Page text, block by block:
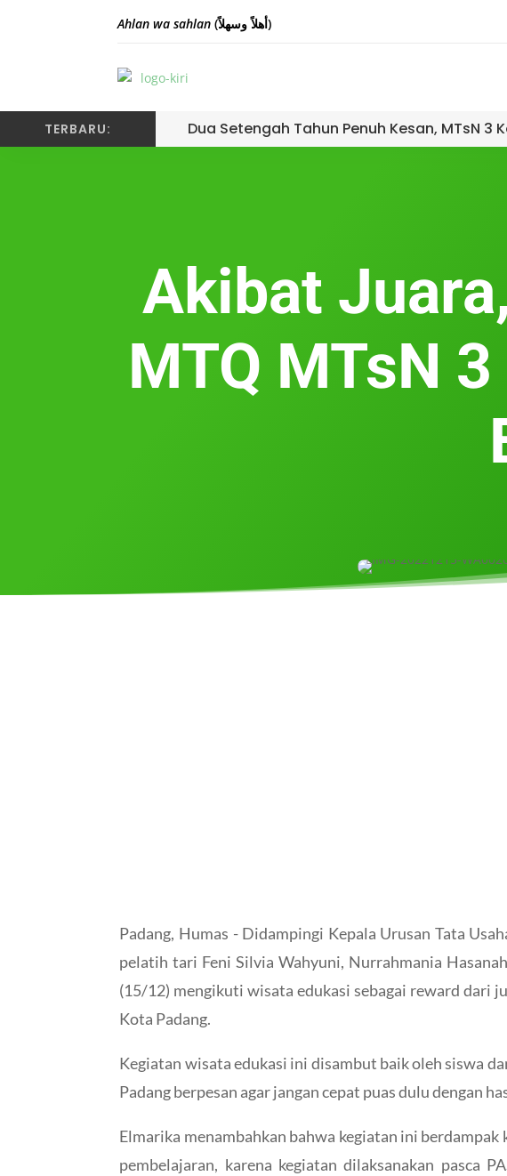
Ahlan wa sahlan (أهلاً وسهلاً)
TERBARU: Dua Setengah Tahun Penuh Kesan, MTsN
Akibat
MTQ MTsN
Padang, Humas - Didampingi Kepala Urusan Tata
pelatih tari Feni Silvia Wahyuni, Nurrahmania
(15/12) mengikuti wisata edukasi sebagai reward dari
Kota Padang.
Kegiatan wisata edukasi ini disambut baik oleh siswa
Padang berpesan agar jangan cepat puas dulu dengan
Elmarika menambahkan bahwa kegiatan ini
pembelajaran, karena kegiatan dilaksanakan pasca